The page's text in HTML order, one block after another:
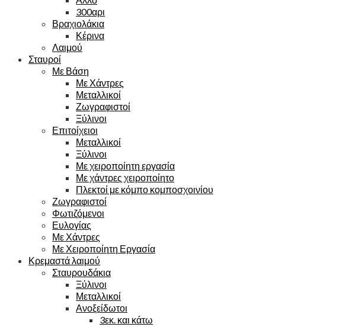
300αρι
Βραχιολάκια
Κέρινα
Λαιμού
Σταυροί
Με Βάση
Με Χάντρες
Μεταλλικοί
Ζωγραφιστοί
Ξύλινοι
Επιτοίχειοι
Μεταλλικοί
Ξύλινοι
Με χειροποίητη εργασία
Με χάντρες χειροποίητο
Πλεκτοί με κόμπο κομποσχοινίου
Ζωγραφιστοί
Φωτιζόμενοι
Ευλογίας
Με Χάντρες
Με Χειροποίητη Εργασία
Κρεμαστά λαιμού
Σταυρουδάκια
Ξύλινοι
Μεταλλικοί
Ανοξείδωτοι
3εκ. και κάτω